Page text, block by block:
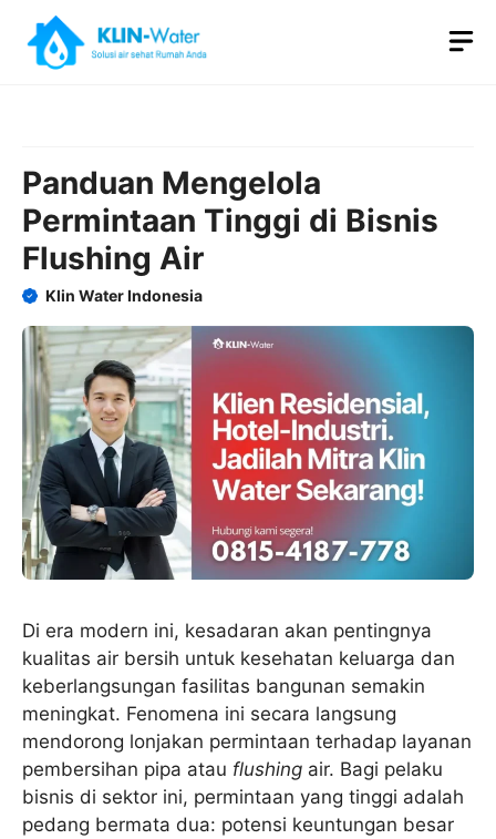
content
Panduan Mengelola
Permintaan Tinggi di Bisnis
Flushing Air
Klin Water Indonesia
Di era modern ini, kesadaran akan pentingnya
kualitas air bersih untuk kesehatan keluarga dan
keberlangsungan fasilitas bangunan semakin
meningkat. Fenomena ini secara langsung
mendorong lonjakan permintaan terhadap layanan
pembersihan pipa atau flushing air. Bagi pelaku
bisnis di sektor ini, permintaan yang tinggi adalah
pedang bermata dua: potensi keuntungan besar